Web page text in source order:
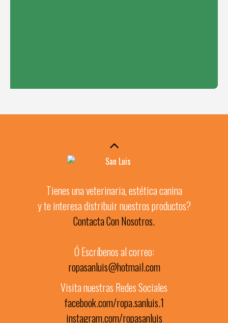
Tienes una veterinaria, estética canina
y te interesa distribuir nuestros productos?
Contacta Con Nosotros.
Ó Escríbenos al correo:
ropasanluis@hotmail.com
Visita nuestras Redes Sociales
facebook.com/ropa.sanluis.1
instagram.com/ropasanluis